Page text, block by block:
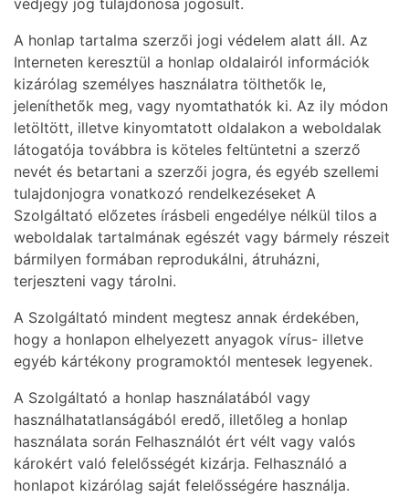
védjegy jog tulajdonosa jogosult.
A honlap tartalma szerzői jogi védelem alatt áll. Az
Interneten keresztül a honlap oldalairól információk
kizárólag személyes használatra tölthetők le,
jeleníthetők meg, vagy nyomtathatók ki. Az ily módon
letöltött, illetve kinyomtatott oldalakon a weboldalak
látogatója továbbra is köteles feltüntetni a szerző
nevét és betartani a szerzői jogra, és egyéb szellemi
tulajdonjogra vonatkozó rendelkezéseket A
Szolgáltató előzetes írásbeli engedélye nélkül tilos a
weboldalak tartalmának egészét vagy bármely részeit
bármilyen formában reprodukálni, átruházni,
terjeszteni vagy tárolni.
A Szolgáltató mindent megtesz annak érdekében,
hogy a honlapon elhelyezett anyagok vírus- illetve
egyéb kártékony programoktól mentesek legyenek.
A Szolgáltató a honlap használatából vagy
használhatatlanságából eredő, illetőleg a honlap
használata során Felhasználót ért vélt vagy valós
károkért való felelősségét kizárja. Felhasználó a
honlapot kizárólag saját felelősségére használja.